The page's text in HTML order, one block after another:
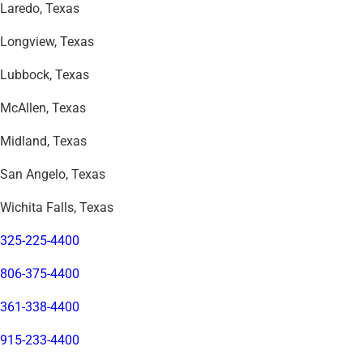
Laredo, Texas
Longview, Texas
Lubbock, Texas
McAllen, Texas
Midland, Texas
San Angelo, Texas
Wichita Falls, Texas
325-225-4400
806-375-4400
361-338-4400
915-233-4400